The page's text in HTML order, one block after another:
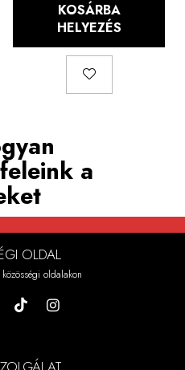
KOSÁRBA
HELYEZÉS
a
OLDAL
közösségi oldalakon